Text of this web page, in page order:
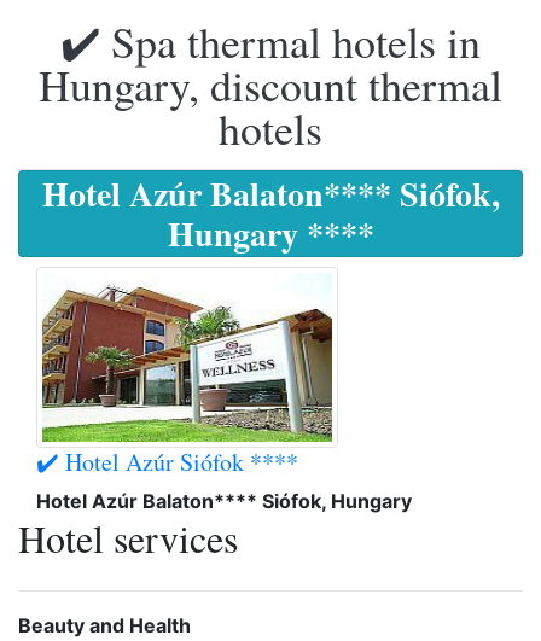
✔️ Spa thermal hotels in
Hungary, discount thermal
hotels
Hotel Azúr Balaton**** Siófok,
Hungary ****
✔️ Hotel Azúr Siófok ****
Hotel Azúr Balaton**** Siófok, Hungary
Hotel services
Beauty and Health